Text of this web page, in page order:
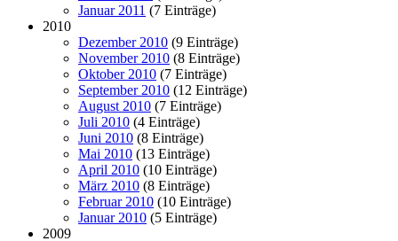
Januar 2011 (7 Einträge)
2010
Dezember 2010 (9 Einträge)
November 2010 (8 Einträge)
Oktober 2010 (7 Einträge)
September 2010 (12 Einträge)
August 2010 (7 Einträge)
Juli 2010 (4 Einträge)
Juni 2010 (8 Einträge)
Mai 2010 (13 Einträge)
April 2010 (10 Einträge)
März 2010 (8 Einträge)
Februar 2010 (10 Einträge)
Januar 2010 (5 Einträge)
2009